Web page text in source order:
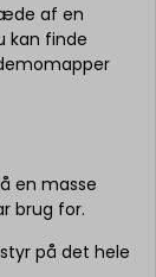
af en
kan finde
en masse
brug for.
på det hele